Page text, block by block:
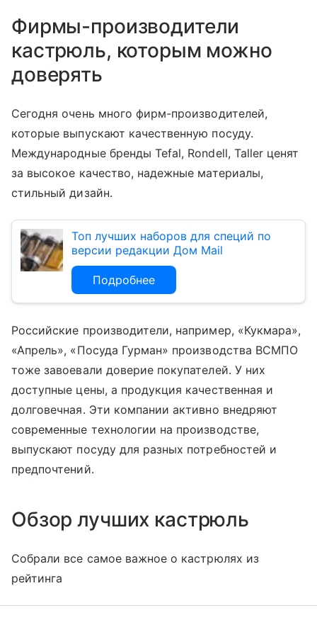
Фирмы-производители
кастрюль, которым можно
доверять
Сегодня очень много фирм-производителей,
которые выпускают качественную посуду.
Международные бренды Tefal, Rondell, Taller ценят
за высокое качество, надежные материалы,
стильный дизайн.
Топ лучших наборов для специй по
версии редакции Дом Mail
Подробнее
Российские производители, например, «Кукмара»,
«Апрель», «Посуда Гурман» производства ВСМПО
тоже завоевали доверие покупателей. У них
доступные цены, а продукция качественная и
долговечная. Эти компании активно внедряют
современные технологии на производстве,
выпускают посуду для разных потребностей и
предпочтений.
Обзор лучших кастрюль
Собрали все самое важное о кастрюлях из
рейтинга